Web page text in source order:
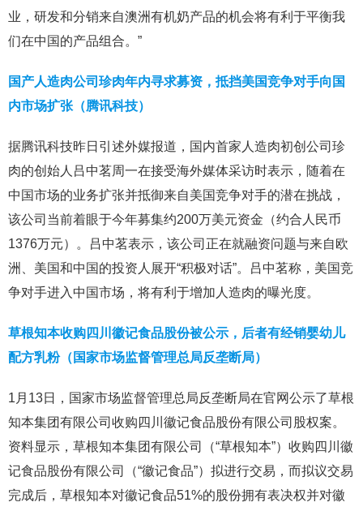
业，研发和分销来自澳洲有机奶产品的机会将有利于平衡我
们在中国的产品组合。”
国产人造肉公司珍肉年内寻求募资，抵挡美国竞争对手向国
内市场扩张（腾讯科技）
据腾讯科技昨日引述外媒报道，国内首家人造肉初创公司珍
肉的创始人吕中茗周一在接受海外媒体采访时表示，随着在
中国市场的业务扩张并抵御来自美国竞争对手的潜在挑战，
该公司当前着眼于今年募集约200万美元资金（约合人民币
1376万元）。吕中茗表示，该公司正在就融资问题与来自欧
洲、美国和中国的投资人展开“积极对话”。吕中茗称，美国竞
争对手进入中国市场，将有利于增加人造肉的曝光度。
草根知本收购四川徽记食品股份被公示，后者有经销婴幼儿
配方乳粉（国家市场监督管理总局反垄断局）
1月13日，国家市场监督管理总局反垄断局在官网公示了草根
知本集团有限公司收购四川徽记食品股份有限公司股权案。
资料显示，草根知本集团有限公司（“草根知本”）收购四川徽
记食品股份有限公司（“徽记食品”）拟进行交易，而拟议交易
完成后，草根知本对徽记食品51%的股份拥有表决权并对徽